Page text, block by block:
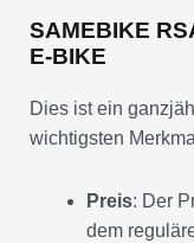
SAMEBIKE
E-BIKE
Dies ist ein
wichtigsten
Preis: Der
dem